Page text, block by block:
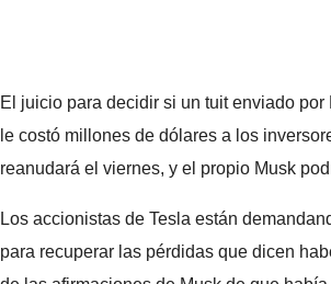
El juicio para decidir si un tuit enviado
le costó millones de dólares a los
reanudará el viernes, y el propio Musk
Los accionistas de Tesla están
para recuperar las pérdidas que dicen